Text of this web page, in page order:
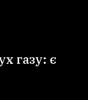
газу: є